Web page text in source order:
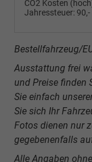
CO2 Kosten
Jahressteuer: 90,-
Bestellfahrzeug/
Ausstattung frei
und Preise finden
Sie einfach
Sie sich Ihr
Fotos dienen nur
gegebenenfalls
Alle Angaben